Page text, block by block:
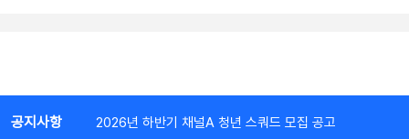
공지사항 2026년 하반기 채널A 청년 스쿼드 모집 공고